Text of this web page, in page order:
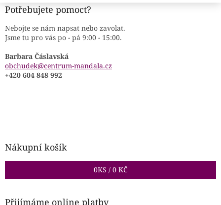
Potřebujete pomoct?
Nebojte se nám napsat nebo zavolat.
Jsme tu pro vás po - pá 9:00 - 15:00.
Barbara Čáslavská
obchudek@centrum-mandala.cz
+420 604 848 992
Nákupní košík
0KS / 0 KČ
Přijímáme online platby